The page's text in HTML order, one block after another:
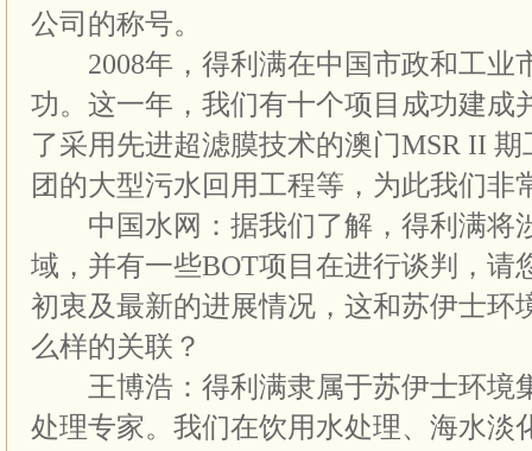
公司的称号。
2008年，得利满在中国市政和工业
功。这一年，我们有十个项目成功建成
了采用先进超滤膜技术的澳门MSR II
团的大型污水回用工程等，为此我们非
中国水网：据我们了解，得利满将
域，并有一些BOT项目在进行谈判，请
初衷及最新的进展情况，这和苏伊士环
么样的关联？
王博浩：得利满隶属于苏伊士环境
处理专家。我们在饮用水处理、海水淡